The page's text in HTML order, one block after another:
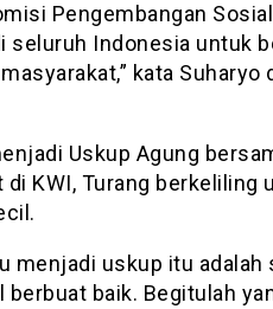
Pengembangan
seluruh Indonesia untuk
kata Suharyo
Uskup Agung
KWI, Turang berkeliling
menjadi uskup itu adalah
baik. Begitulah